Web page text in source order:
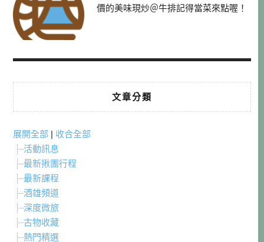
價的美味現炒＠牛排記得當菜來點喔！
文章分類
展開全部 | 收合全部
活動訊息
最新揪團行程
最新課程
酒雄頻道
深度微旅
古物收藏
熱門精選